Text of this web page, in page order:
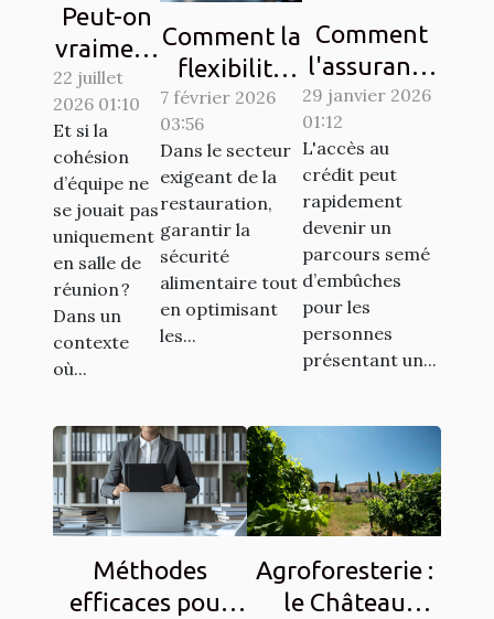
Peut-on
vraiment
fédérer
une
équipe
autour
d’un défi
sportif à
prix
maîtrisé
?
22 juillet
2026 01:10
Et si la
cohésion
d’équipe ne
se jouait pas
uniquement
en salle de
réunion ?
Dans un
contexte
où...
Comment la
flexibilité
du HACCP
booste
l'efficacité
en
restauration
?
7 février 2026
03:56
Dans le secteur
exigeant de la
restauration,
garantir la
sécurité
alimentaire tout
en optimisant
les...
Comment
l'assurance
emprunteur
AERAS
facilite
l'accès au
crédit pour
les
personnes à
risque ?
29 janvier 2026
01:12
L'accès au
crédit peut
rapidement
devenir un
parcours semé
d’embûches
pour les
personnes
présentant un...
Méthodes
efficaces pour
Agroforesterie :
le Château